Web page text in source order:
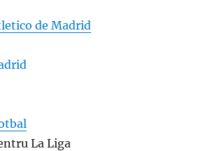
de Madrid
La Liga